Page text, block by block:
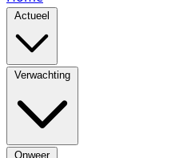
Actueel
Verwachting
Onweer